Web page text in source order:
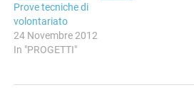
Prove tecniche di
volontariato
24 Novembre 2012
In "PROGETTI"